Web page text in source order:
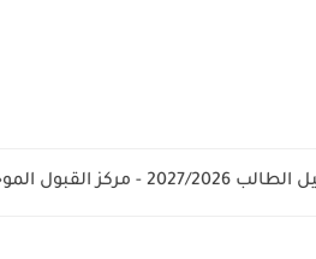
القبول الموحد وزارة التعليم...